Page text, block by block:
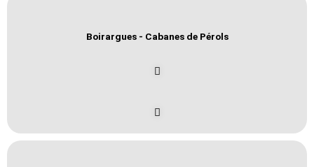
Boirargues - Cabanes de Pérols